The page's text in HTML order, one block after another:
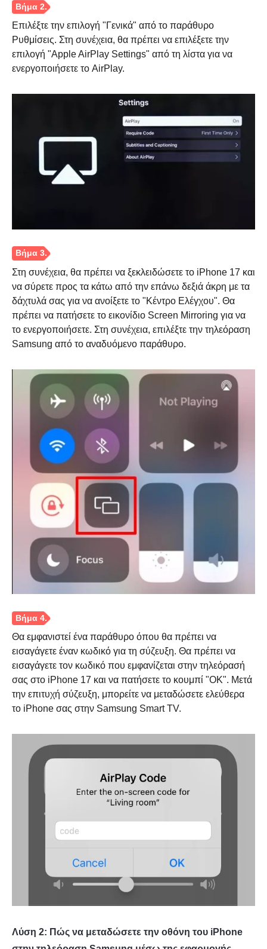
Επιλέξτε την επιλογή "Γενικά" από το παράθυρο
Ρυθμίσεις. Στη συνέχεια, θα πρέπει να επιλέξετε την
επιλογή "Apple AirPlay Settings" από τη λίστα για να
ενεργοποιήσετε το AirPlay.
Βήμα 3.
Στη συνέχεια, θα πρέπει να ξεκλειδώσετε το iPhone 17 και
να σύρετε προς τα κάτω από την επάνω δεξιά άκρη με τα
δάχτυλά σας για να ανοίξετε το "Κέντρο Ελέγχου". Θα
πρέπει να πατήσετε το εικονίδιο Screen Mirroring για να
το ενεργοποιήσετε. Στη συνέχεια, επιλέξτε την τηλεόραση
Samsung από το αναδυόμενο παράθυρο.
Βήμα 4.
Θα εμφανιστεί ένα παράθυρο όπου θα πρέπει να
εισαγάγετε έναν κωδικό για τη σύζευξη. Θα πρέπει να
εισαγάγετε τον κωδικό που εμφανίζεται στην τηλεόρασή
σας στο iPhone 17 και να πατήσετε το κουμπί "OK". Μετά
την επιτυχή σύζευξη, μπορείτε να μεταδώσετε ελεύθερα
το iPhone σας στην Samsung Smart TV.
Λύση 2: Πώς να μεταδώσετε την οθόνη του iPhone